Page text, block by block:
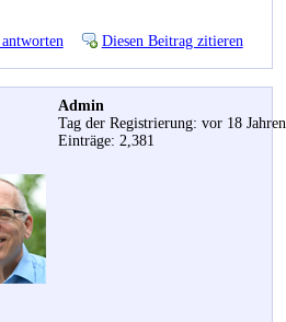
Diesen Beitrag zitieren
Admin
Tag der Registrierung: vor 18 Jahren
Einträge: 2,381